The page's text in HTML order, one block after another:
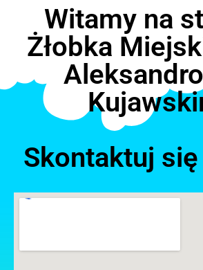
Witamy na
Żłobka
Skontaktuj